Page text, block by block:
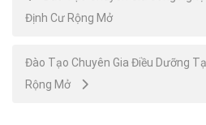
navigation
Định Cư Rộng Mở
Đào Tạo Chuyên Gia Điều Dưỡng
Rộng Mở